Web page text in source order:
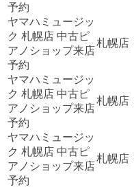
予約
ヤマハミュージッ
ク 札幌店 中古ピ
アノショップ来店
予約
札幌店
ヤマハミュージッ
ク 札幌店 中古ピ
アノショップ来店
予約
札幌店
ヤマハミュージッ
ク 札幌店 中古ピ
アノショップ来店
予約
札幌店